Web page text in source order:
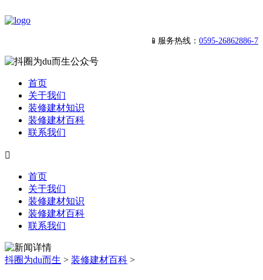
📱服务热线： 0595-26862886-7
首页
关于我们
装修建材知识
装修建材百科
联系我们

首页
关于我们
装修建材知识
装修建材百科
联系我们
抖圈为du而生 > 装修建材百科 >